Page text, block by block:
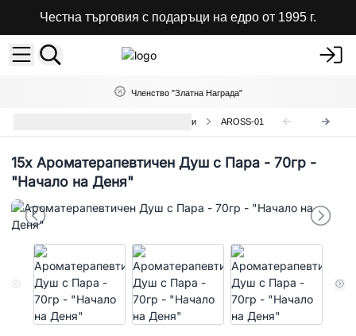
Честна търговия с подаръци на едро от 1995 г.
Членство "Златна Награда"
Ароматерапевтични Душ Таблетки AROSS-01
15x Ароматерапевтичен Душ с Пара - 70гр -
"Начало на Деня"